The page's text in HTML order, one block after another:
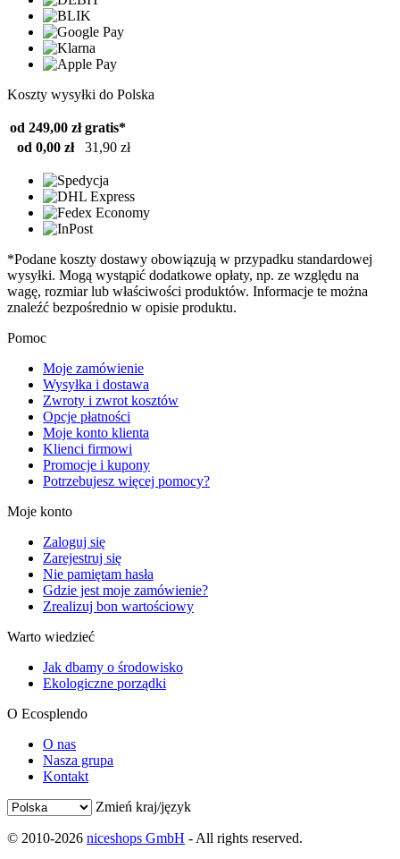
Koszty wysyłki do Polska
od 249,00 zł gratis*
od 0,00 zł
31,90 zł
*Podane koszty dostawy obowiązują w przypadku standardowej
wysyłki. Mogą wystąpić dodatkowe opłaty, np. ze względu na
wagę, rozmiar lub właściwości produktów. Informacje te można
znaleźć bezpośrednio w opisie produktu.
Pomoc
Moje zamówienie
Wysyłka i dostawa
Zwroty i zwrot kosztów
Opcje płatności
Moje konto klienta
Klienci firmowi
Promocje i kupony
Potrzebujesz więcej pomocy?
Moje konto
Zaloguj się
Zarejestruj się
Nie pamiętam hasła
Gdzie jest moje zamówienie?
Zrealizuj bon wartościowy
Warto wiedzieć
Jak dbamy o środowisko
Ekologiczne porządki
O Ecosplendo
O nas
Nasza grupa
Kontakt
Zmień kraj/język
© 2010-2026 niceshops GmbH - All rights reserved.